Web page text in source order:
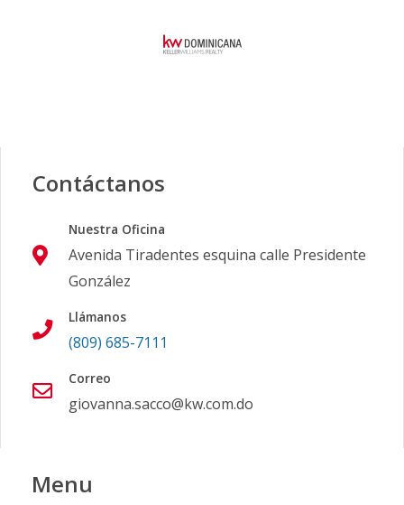
Contáctanos
Nuestra Oficina
Avenida Tiradentes esquina calle Presidente
González
Llámanos
(809) 685-7111
Correo
giovanna.sacco@kw.com.do
Menu